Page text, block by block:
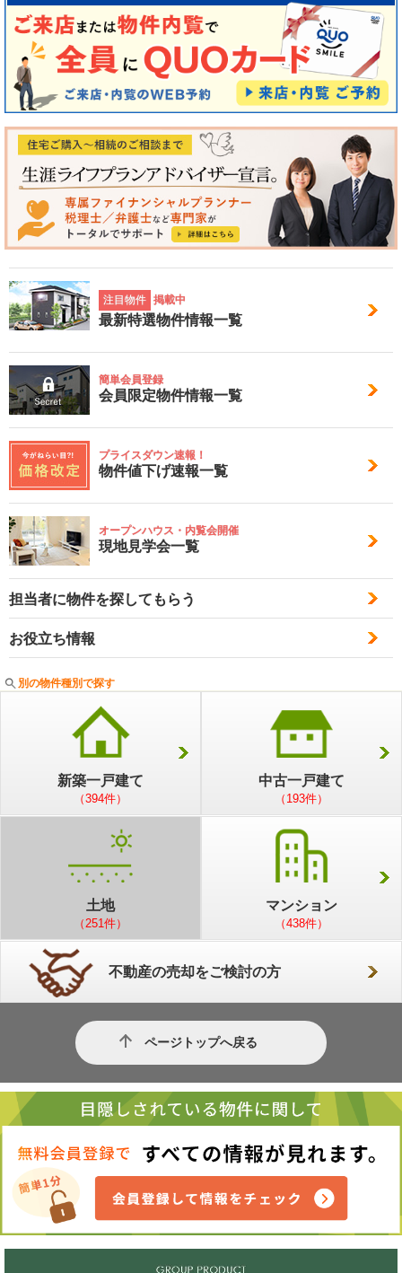
注目物件 掲載中
最新特選物件情報一覧
簡単会員登録
会員限定物件情報一覧
プライスダウン速報！
物件値下げ速報一覧
オープンハウス・内覧会開催
現地見学会一覧
担当者に物件を探してもらう
お役立ち情報
別の物件種別で探す
新築一戸建て
（394件）
中古一戸建て
（193件）
土地
（251件）
マンション
（438件）
不動産の売却をご検討の方
ページトップへ戻る